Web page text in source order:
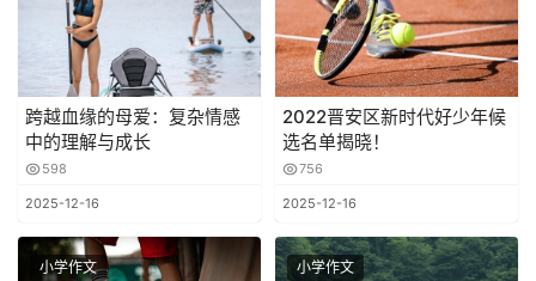
跨越血缘的母爱：复杂情感
中的理解与成长
598
2025-12-16
2022晋安区新时代好少年候
选名单揭晓！
756
2025-12-16
小学作文 小学作文